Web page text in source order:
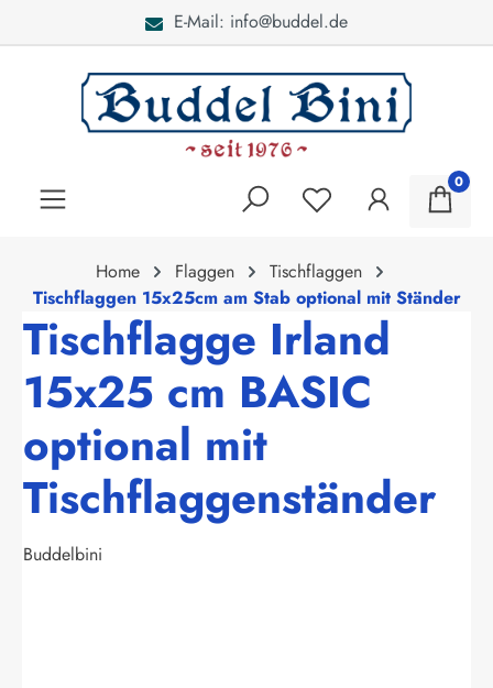
E-Mail: info@buddel.de
0
Home Flaggen
Tischflaggen
Tischflaggen 15x25cm am Stab optional mit Ständer
Tischflagge Irland
15x25 cm BASIC
optional mit
Tischflaggenständer
Buddelbini